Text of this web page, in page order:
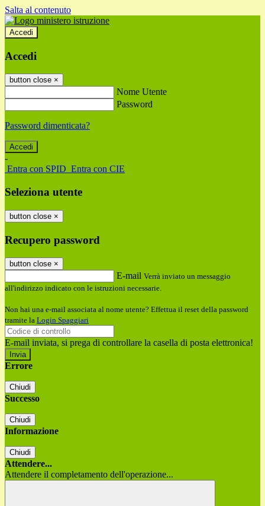
Salta al contenuto
Accedi
Accedi
button close ×
Nome Utente
Password
Password dimenticata?
-
Entra con SPID Entra con CIE
Seleziona utente
button close ×
Recupero password
button close ×
E-mail Verrà inviato un messaggio
all'indirizzo indicato con le istruzioni necessarie.
Non hai una e-mail associata al nome utente? Effettua il reset della password
tramite la Login Spaggiari
E-mail inviata, si prega di controllare la casella di posta elettronica!
Errore
Chiudi
Successo
Chiudi
Informazione
Chiudi
Attendere...
Attendere il completamento dell'operazione...